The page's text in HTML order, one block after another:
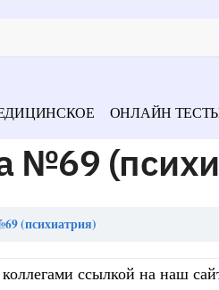
ОНЛАЙН
№69
(психиатрия)
ссылкой на наш